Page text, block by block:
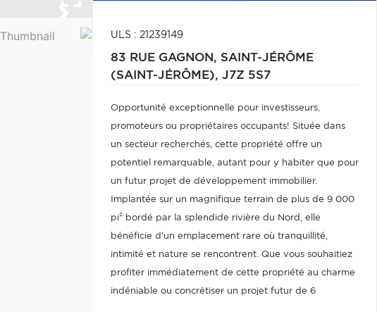
ULS : 21239149
83 RUE GAGNON, SAINT-JÉRÔME
(SAINT-JÉRÔME), J7Z 5S7
Opportunité exceptionnelle pour investisseurs,
promoteurs ou propriétaires occupants! Située dans
un secteur recherchés, cette propriété offre un
potentiel remarquable, autant pour y habiter que pour
un futur projet de développement immobilier.
Implantée sur un magnifique terrain de plus de 9 000
pi² bordé par la splendide rivière du Nord, elle
bénéficie d'un emplacement rare où tranquillité,
intimité et nature se rencontrent. Que vous souhaitiez
profiter immédiatement de cette propriété au charme
indéniable ou concrétiser un projet futur de 6